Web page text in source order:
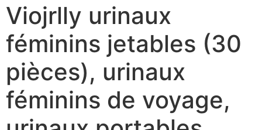
Viojrlly urinaux
féminins jetables (30
pièces), urinaux
féminins de voyage,